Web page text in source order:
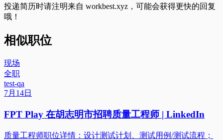
投递简历时请注明来自 workbest.xyz ，可能会获得更快的回复
哦！
相似职位
现场
全职
test-qa
7月14日
FPT Play 在胡志明市招聘质量工程师 | LinkedIn
质量工程师职位详情：设计测试计划、测试用例/测试流程；